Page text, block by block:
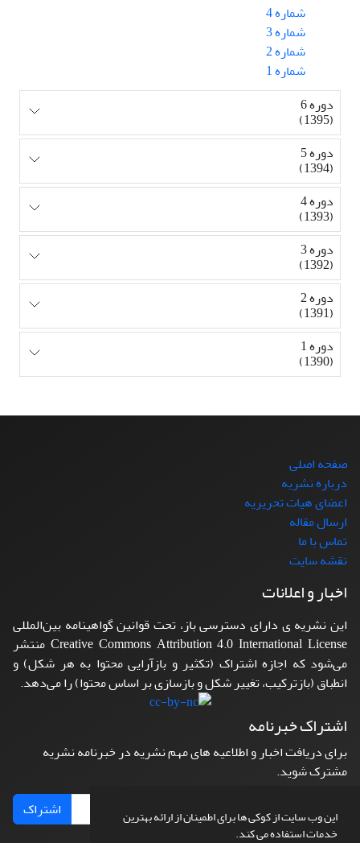
این وب سایت از کوکی ها برای اطمینان از ارائه بهترین
خدمات استفاده می کند.
شماره 4
شماره 3
شماره 2
شماره 1
دوره 6
(1395)
دوره 5
(1394)
دوره 4
(1393)
دوره 3
(1392)
دوره 2
(1391)
دوره 1
(1390)
صفحه اصلی
درباره نشریه
اعضای هیات تحریریه
ارسال مقاله
تماس با ما
نقشه سایت
اخبار و اعلانات
این نشریه ی دارای دسترسی باز، تحت قوانین گواهینامه بین‌المللی
Creative Commons Attribution 4.0 International License منتشر
می‌شود که اجازه اشتراک (تکثیر و بازآرایی محتوا به هر شکل) و
انطباق (بازترکیب، تغییر شکل و بازسازی بر اساس محتوا) را می‌دهد.
اشتراک خبرنامه
برای دریافت اخبار و اطلاعیه های مهم نشریه در خبرنامه نشریه
مشترک شوید.
اشتراک